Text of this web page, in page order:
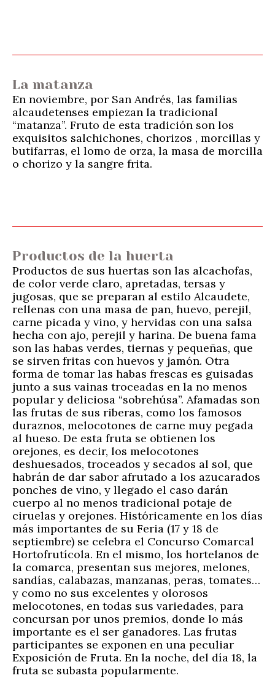
La matanza
En noviembre, por San Andrés, las familias
alcaudetenses empiezan la tradicional
“matanza”. Fruto de esta tradición son los
exquisitos salchichones, chorizos , morcillas y
butifarras, el lomo de orza, la masa de morcilla
o chorizo y la sangre frita.
Productos de la huerta
Productos de sus huertas son las alcachofas,
de color verde claro, apretadas, tersas y
jugosas, que se preparan al estilo Alcaudete,
rellenas con una masa de pan, huevo, perejil,
carne picada y vino, y hervidas con una salsa
hecha con ajo, perejil y harina. De buena fama
son las habas verdes, tiernas y pequeñas, que
se sirven fritas con huevos y jamón. Otra
forma de tomar las habas frescas es guisadas
junto a sus vainas troceadas en la no menos
popular y deliciosa “sobrehúsa”. Afamadas son
las frutas de sus riberas, como los famosos
duraznos, melocotones de carne muy pegada
al hueso. De esta fruta se obtienen los
orejones, es decir, los melocotones
deshuesados, troceados y secados al sol, que
habrán de dar sabor afrutado a los azucarados
ponches de vino, y llegado el caso darán
cuerpo al no menos tradicional potaje de
ciruelas y orejones. Históricamente en los días
más importantes de su Feria (17 y 18 de
septiembre) se celebra el Concurso Comarcal
Hortofrutícola. En el mismo, los hortelanos de
la comarca, presentan sus mejores, melones,
sandías, calabazas, manzanas, peras, tomates…
y como no sus excelentes y olorosos
melocotones, en todas sus variedades, para
concursan por unos premios, donde lo más
importante es el ser ganadores. Las frutas
participantes se exponen en una peculiar
Exposición de Fruta. En la noche, del día 18, la
fruta se subasta popularmente.